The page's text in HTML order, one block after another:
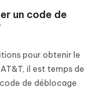
un code de
pour obtenir le
il est temps de
de déblocage